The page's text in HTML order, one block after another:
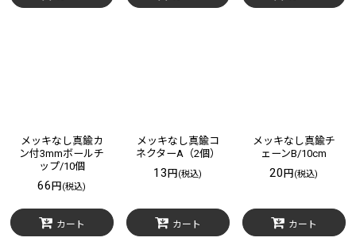
メッキなし真鍮カ
ン付3mmボールチ
ップ/10個
66円 (税込)
カート
メッキなし真鍮コ
ネクターA（2個）
13円 (税込)
カート
メッキなし真鍮チ
ェーンB/10cm
20円 (税込)
カート